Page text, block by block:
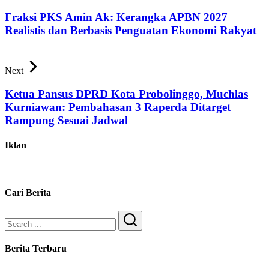
Fraksi PKS Amin Ak: Kerangka APBN 2027
Realistis dan Berbasis Penguatan Ekonomi Rakyat
Next
Ketua Pansus DPRD Kota Probolinggo, Muchlas
Kurniawan: Pembahasan 3 Raperda Ditarget
Rampung Sesuai Jadwal
Iklan
Cari Berita
Search
Berita Terbaru